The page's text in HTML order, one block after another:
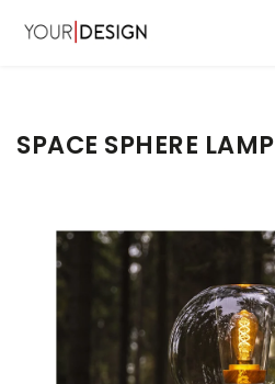
SPACE SPHERE LAMP